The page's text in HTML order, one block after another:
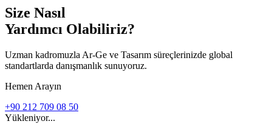
Size Nasıl
Yardımcı Olabiliriz?
Uzman kadromuzla Ar-Ge ve Tasarım süreçlerinizde global
standartlarda danışmanlık sunuyoruz.
Hemen Arayın
+90 212 709 08 50
Yükleniyor...